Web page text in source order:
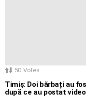
50 Votes
Timiș: Doi bărbați au
după ce au postat